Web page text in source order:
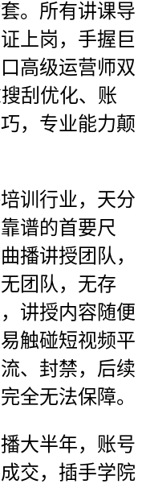
。所有讲课导
上岗，手握巨
高级运营师双
刮优化、账
，专业能力颠
训行业，天分
谱的首要尺
播讲授团队，
团队，无存
讲授内容随便
触碰短视频平
、封禁，后续
全无法保障。
大半年，账号
交，插手学院